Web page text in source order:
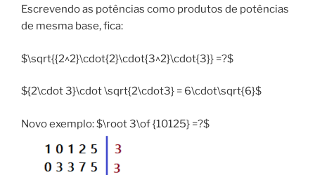
Escrevendo as potências como produtos de potências
de mesma base, fica:
$\sqrt{{2^2}\cdot{2}\cdot{3^2}\cdot{3}} =?$
${2\cdot 3}\cdot \sqrt{2\cdot3} = 6\cdot\sqrt{6}$
Novo exemplo: $\root 3\of {10125} =?$